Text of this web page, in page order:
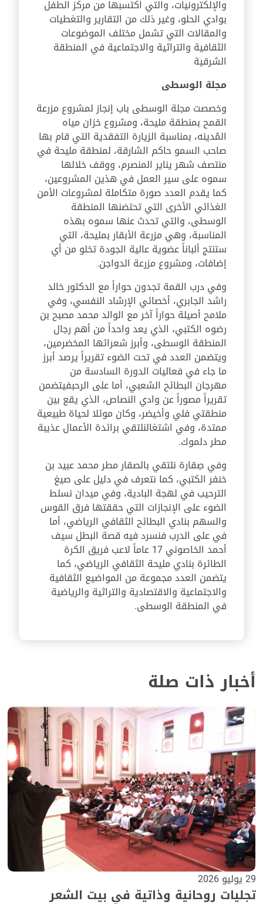
والإلكترونيات، والتي اكتسبها من مركز الطفل
بوادي الحلو، وغير ذلك من التقارير والتغطيات
والمقالات التي تشمل مختلف الموضوعات
الثقافية والتراثية والاجتماعية في المنطقة
الشرقية
مجلة الوسطى
وخصصت مجلة الوسطى باب إنجاز لمشروع مزرعة
القمح بمنطقة مليحة، ومشروع خزان مياه
المُدينه، بمناسبة الزيارة التفقدية التي قام بها
صاحب السمو حاكم الشارقة، لمنطقة مليحة في
منتصف شهر يناير المنصرم، ووقف خلالها
سموه على سير العمل في هذين المشروعين،
كما يقدم العدد صورة متكاملة لمشروعات الأمن
الغذائي الأخرى التي تحتضنها المنطقة
الوسطى، والتي تحدث عنها سموه بهذه
المناسبة، وهي مزرعة الأبقار بمليحة، التي
ستنتج ألباناً عضوية عالية الجودة تخلو من أي
إضافات، ومشروع مزرعة الدواجن.
وفي درب القمة تجدون حواراً مع الدكتور خالد
راشد الجابري، أخصائي الإرشاد النفسي، وفي
ملامح أصيلة حواراً آخر مع الوالد محمد مصبح بن
رضوه الكتبي، الذي يعد واحداً من أهم رجال
المنطقة الوسطى، وأبرز شعرائها المخضرمين،
ويتضمن العدد في تحت الضوء تقريراً يرصد أبرز
ما جاء في فعاليات الدورة السادسة من
مهرجان البطائح الشعبي، أما على الرحبفيتضمن
تقريراً مصوراً عن وادي النصاص، الذي يقع بين
منطقتي فلي وأخيضر، وكان موئلا لحياة طبيعية
ممتدة، وفي اشتغالنلتقي برائدة الأعمال عذيبة
مطر دلموك.
وفي صِقارة نلتقي بالصقار مطر محمد عبيد بن
خنفر الكتبي، كما نتعرف في دليل على صيغ
الترحيب في لهجة البادية، وفي ميدان نسلط
الضوء على الإنجازات التي حققتها فرق القوس
والسهم بنادي البطائح الثقافي الرياضي، أما
في على الدرب فنسرد فيه قصة البطل سيف
أحمد الخاصوني 17 عاماً لاعب فريق الكرة
الطائرة بنادي مليحة الثقافي الرياضي، كما
يتضمن العدد مجموعة من المواضيع الثقافية
والاجتماعية والاقتصادية والتراثية والرياضية
في المنطقة الوسطى.
أخبار ذات صلة
29 يوليو 2026
تجليات روحانية وذاتية في بيت الشعر